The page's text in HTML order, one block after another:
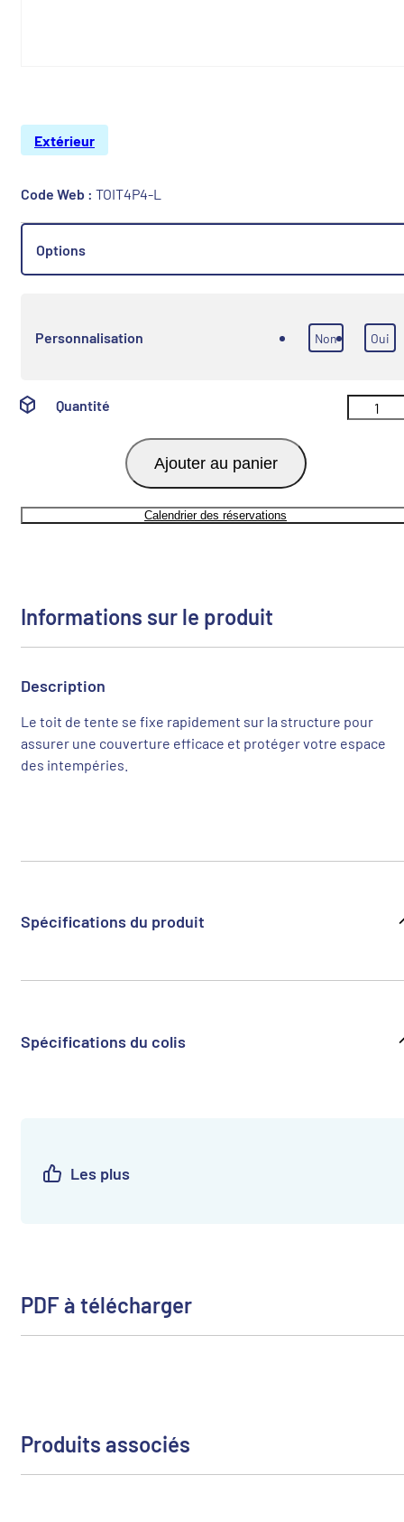
Extérieur
Code Web : TOIT4P4-L
Options
Personnalisation Non Oui
Quantité
Ajouter au panier
Calendrier des réservations
Informations sur le produit
Description
Le toit de tente se fixe rapidement sur la structure pour
assurer une couverture efficace et protéger votre espace
des intempéries.
Spécifications du produit
Spécifications du colis
Les plus
PDF à télécharger
Produits associés